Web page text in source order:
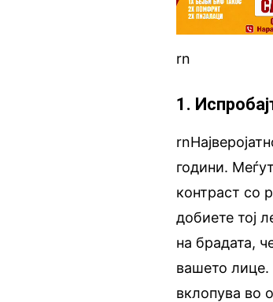
rn
1.
години.
контраст со
добиете тој
на брадата,
вашето лице.
вклопува во